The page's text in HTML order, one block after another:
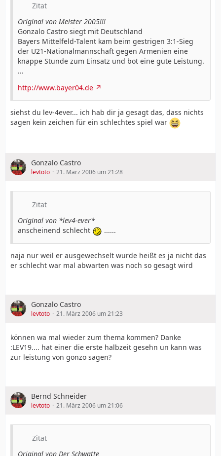
Zitat
Original von Meister 2005!!!
Gonzalo Castro siegt mit Deutschland
Bayers Mittelfeld-Talent kam beim gestrigen 3:1-Sieg
der U21-Nationalmannschaft gegen Armenien eine
knappe Stunde zum Einsatz und bot eine gute Leistung.
...
http://www.bayer04.de
siehst du lev-4ever... ich hab dir ja gesagt das, dass nichts
sagen kein zeichen für ein schlechtes spiel war
Gonzalo Castro
levtoto 21. März 2006 um 21:28
Zitat
Original von *lev4-ever*
anscheinend schlecht
......
naja nur weil er ausgewechselt wurde heißt es ja nicht das
er schlecht war mal abwarten was noch so gesagt wird
Gonzalo Castro
levtoto 21. März 2006 um 21:23
können wa mal wieder zum thema kommen? Danke
:LEV19.... hat einer die erste halbzeit gesehn un kann was
zur leistung von gonzo sagen?
Bernd Schneider
levtoto 21. März 2006 um 21:06
Zitat
Original von Der Schwatte